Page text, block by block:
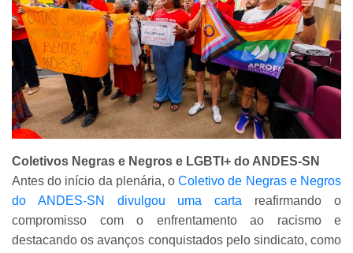
Coletivos Negras e Negros e LGBTI+ do ANDES-SN
Antes do início da plenária, oColetivo de Negras e Negros
do ANDES-SN divulgou uma carta reafirmando o
compromisso com o enfrentamento ao racismo e
destacando os avanços conquistados pelo sindicato, como